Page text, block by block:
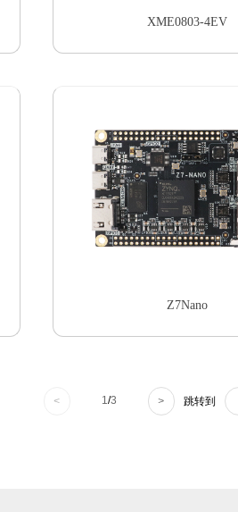
XME0803-4EV
Z7Nano
< 1/3 > 跳转到